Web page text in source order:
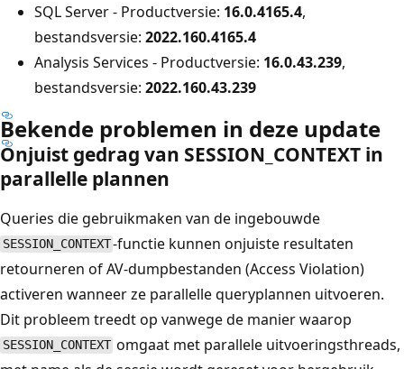
SQL Server - Productversie: 16.0.4165.4,
bestandsversie: 2022.160.4165.4
Analysis Services - Productversie: 16.0.43.239,
bestandsversie: 2022.160.43.239
Bekende problemen in deze update
Onjuist gedrag van SESSION_CONTEXT in
parallelle plannen
Queries die gebruikmaken van de ingebouwde
SESSION_CONTEXT-functie kunnen onjuiste resultaten
retourneren of AV-dumpbestanden (Access Violation)
activeren wanneer ze parallelle queryplannen uitvoeren.
Dit probleem treedt op vanwege de manier waarop
SESSION_CONTEXT omgaat met parallele uitvoeringsthreads,